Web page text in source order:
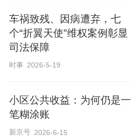
车祸致残、因病遭弃，七
个“折翼天使”维权案例彰显
司法保障
时事 2026-5-19
小区公共收益：为何仍是一
笔糊涂账
新京号 2026-6-15